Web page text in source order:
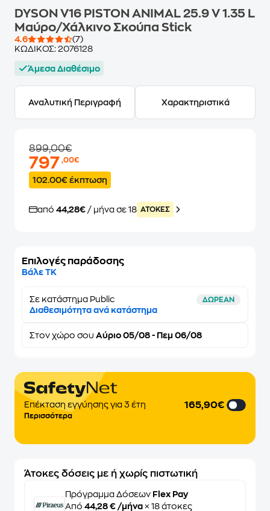
DYSON V16 PISTON ANIMAL 25.9 V 1.35 L
Μαύρο/Χάλκινο Σκούπα Stick
4.6
(7)
ΚΩΔΙΚΟΣ: 2076128
Άμεσα Διαθέσιμο
Αναλυτική Περιγραφή Χαρακτηριστικά
899,00€
797,00€
102.00€ έκπτωση
από 44,28€ / μήνα σε 18 ATOKEΣ
Επιλογές παράδοσης
Βάλε ΤΚ
Σε κατάστημα Public ΔΩΡΕΑΝ
Διαθεσιμότητα ανά κατάστημα
Στον χώρο σου Αύριο 05/08 - Πεμ 06/08
Επέκταση εγγύησης για 3 έτη
Περισσότερα
165,90€
Άτοκες δόσεις με ή χωρίς πιστωτική
Πρόγραμμα Δόσεων Flex Pay
Από 44,28 € /μήνα × 18 άτοκες